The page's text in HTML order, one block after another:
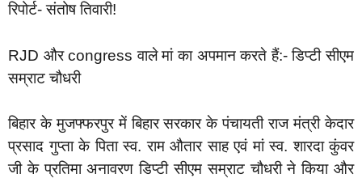
रिपोर्ट- संतोष तिवारी!
RJD और congress वाले मां का अपमान करते हैं:- डिप्टी सीएम
सम्राट चौधरी
बिहार के मुजफ्फरपुर में बिहार सरकार के पंचायती राज मंत्री केदार
प्रसाद गुप्ता के पिता स्व. राम औतार साह एवं मां स्व. शारदा कुंवर
जी के प्रतिमा अनावरण डिप्टी सीएम सम्राट चौधरी ने किया और